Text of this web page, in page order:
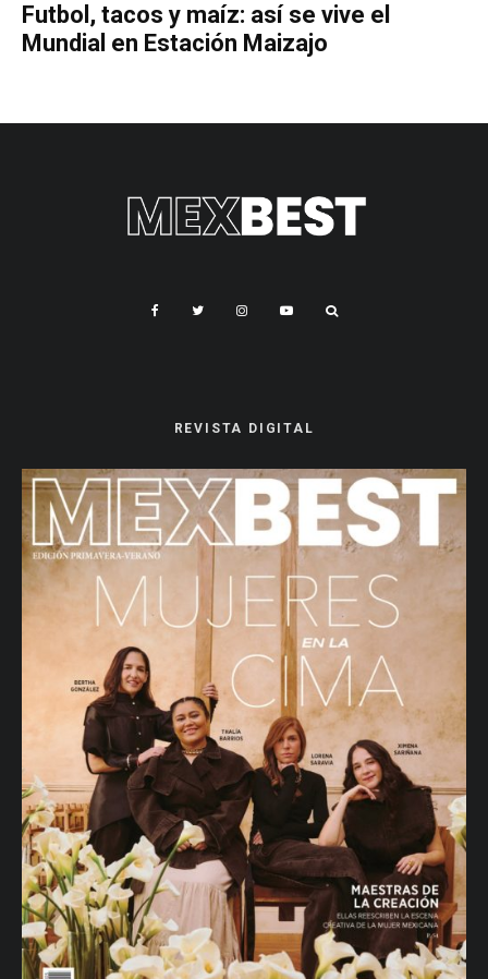
Futbol, tacos y maíz: así se vive el
Mundial en Estación Maizajo
REVISTA DIGITAL